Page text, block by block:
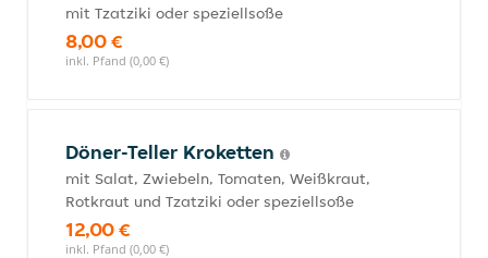
mit Tzatziki oder speziellsoße
8,00 €
inkl. Pfand (0,00 €)
Döner-Teller Kroketten
mit Salat, Zwiebeln, Tomaten, Weißkraut,
Rotkraut und Tzatziki oder speziellsoße
12,00 €
inkl. Pfand (0,00 €)